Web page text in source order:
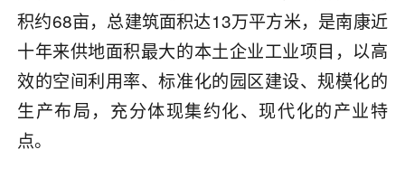
积约68亩，总建筑面积达13万平方米，是南康近
十年来供地面积最大的本土企业工业项目，以高
效的空间利用率、标准化的园区建设、规模化的
生产布局，充分体现集约化、现代化的产业特
点。